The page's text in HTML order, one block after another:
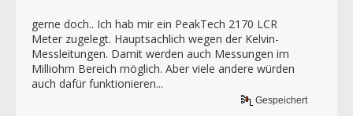
gerne doch.. Ich hab mir ein PeakTech 2170 LCR
Meter zugelegt. Hauptsachlich wegen der Kelvin-
Messleitungen. Damit werden auch Messungen im
Milliohm Bereich möglich. Aber viele andere würden
auch dafür funktionieren...
Gespeichert